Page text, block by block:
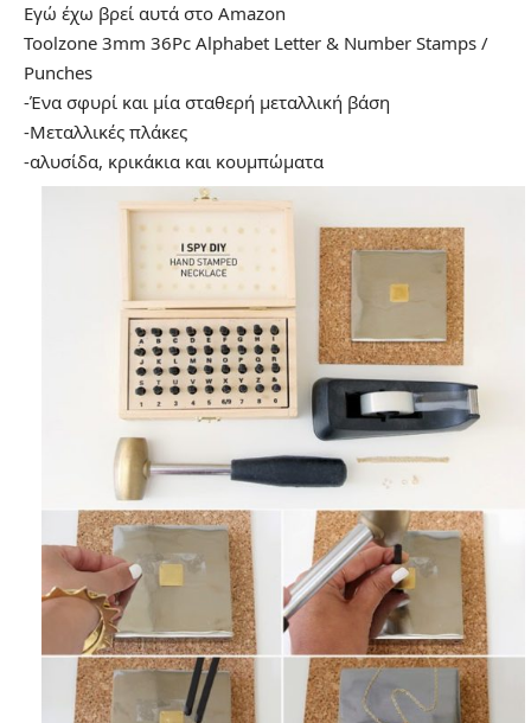
Εγώ έχω βρεί αυτά στο Amazon
Toolzone 3mm 36Pc Alphabet Letter & Number Stamps /
Punches
-Ένα σφυρί και μία σταθερή μεταλλική βάση
-Μεταλλικές πλάκες
-αλυσίδα, κρικάκια και κουμπώματα